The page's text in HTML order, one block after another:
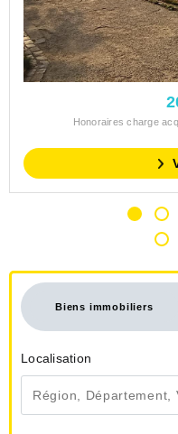
Honoraires charge
Biens immobiliers
Localisation